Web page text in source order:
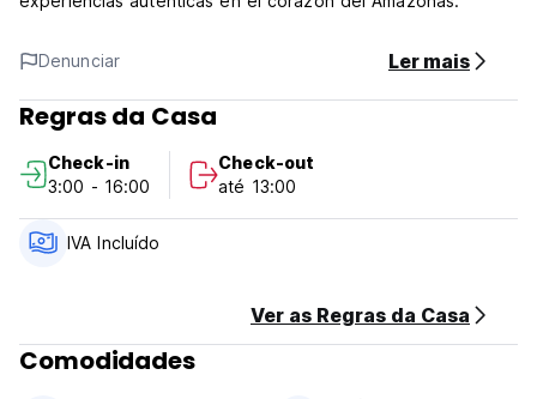
Denunciar Ler mais
Regras da Casa
Check-in
3:00 - 16:00
Check-out
até 13:00
IVA Incluído
Ver as Regras da Casa
Comodidades